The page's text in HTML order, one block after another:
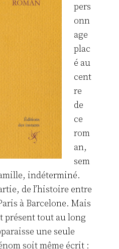
pers
onn
age
plac
é au
cent
re
de
ce
rom
an,
sem
indéterminé.
de l’histoire entre
à Barcelone. Mais
présent tout au long
une seule
soit même écrit :